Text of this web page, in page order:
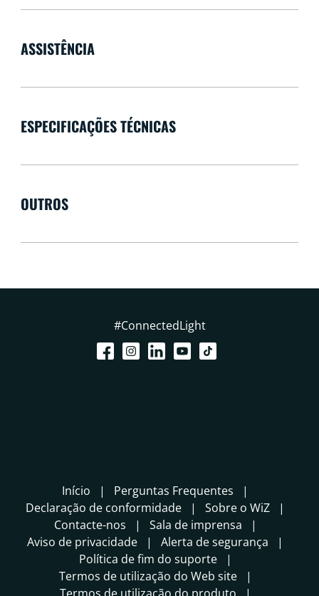
ASSISTÊNCIA
ESPECIFICAÇÕES TÉCNICAS
OUTROS
#ConnectedLight
Início
Perguntas Frequentes
Declaração de conformidade
Sobre o WiZ
Contacte-nos
Sala de imprensa
Aviso de privacidade
Alerta de segurança
Política de fim do suporte
Termos de utilização do Web site